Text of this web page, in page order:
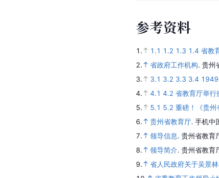
参考资料
1. 1.1 1.2 1.3 1.4 省教
2.
省政府工作机构. 贵州
3.
3.1 3.2 3.3 3.4
4.
4.1 4.2 省教育厅举行
5.
5.1 5.2 重磅！《贵州
6.
贵州省教育厅. 手机中
7.
领导信息. 贵州省教育
8.
领导简介. 贵州省教育
9.
省人民政府关于吴景